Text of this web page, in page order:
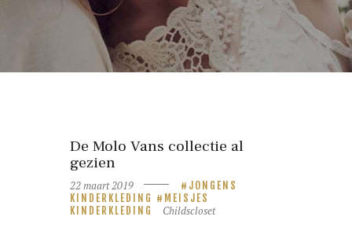
De Molo Vans collectie al
gezien
22 maart 2019
JONGENS
KINDERKLEDING
MEISJES
KINDERKLEDING
Childscloset